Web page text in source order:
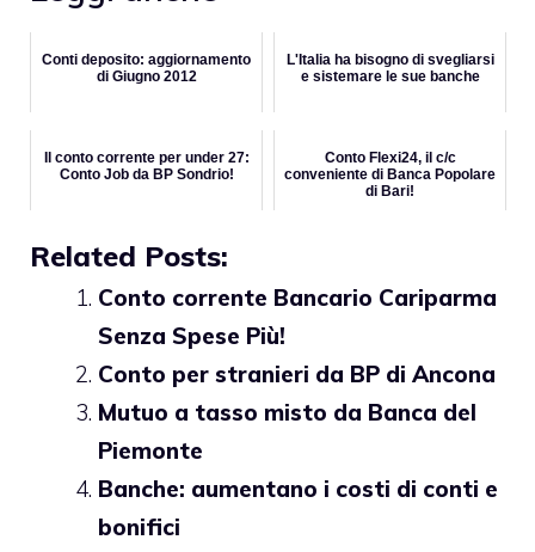
Conti deposito: aggiornamento
di Giugno 2012
L'Italia ha bisogno di svegliarsi
e sistemare le sue banche
Il conto corrente per under 27:
Conto Job da BP Sondrio!
Conto Flexi24, il c/c
conveniente di Banca Popolare
di Bari!
Related Posts:
Conto corrente Bancario Cariparma
Senza Spese Più!
Conto per stranieri da BP di Ancona
Mutuo a tasso misto da Banca del
Piemonte
Banche: aumentano i costi di conti e
bonifici